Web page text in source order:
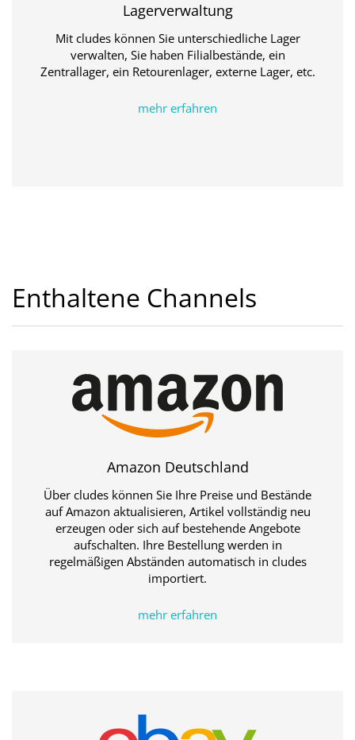
Lagerverwaltung
Mit cludes können Sie unterschiedliche Lager
verwalten, Sie haben Filialbestände, ein
Zentrallager, ein Retourenlager, externe Lager, etc.
mehr erfahren
Enthaltene Channels
Amazon Deutschland
Über cludes können Sie Ihre Preise und Bestände
auf Amazon aktualisieren, Artikel vollständig neu
erzeugen oder sich auf bestehende Angebote
aufschalten. Ihre Bestellung werden in
regelmäßigen Abständen automatisch in cludes
importiert.
mehr erfahren